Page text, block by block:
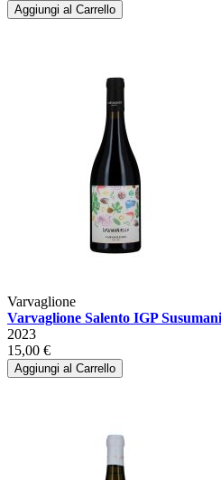
Aggiungi al Carrello
Varvaglione
Varvaglione Salento IGP
2023
15,00 €
Aggiungi al Carrello